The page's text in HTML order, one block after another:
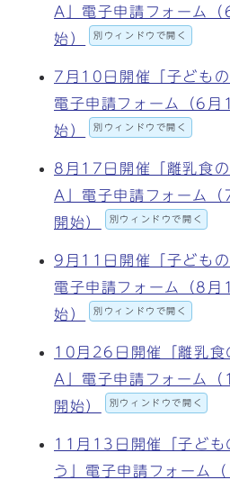
A」電子申請フォーム
始）
別ウィンドウで開く
7月10日開催「子どもの
電子申請フォーム（6
始）
別ウィンドウで開く
8月17日開催「離乳食
A」電子申請フォーム
開始）
別ウィンドウで開く
9月11日開催「子どもの
電子申請フォーム（8
始）
別ウィンドウで開く
10月26日開催「離乳食
A」電子申請フォーム
開始）
別ウィンドウで開く
11月13日開催「子ども
う」電子申請フォーム